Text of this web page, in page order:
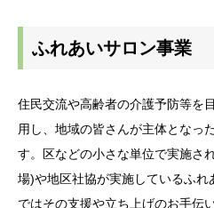
ふれあいサロン事業
住民交流や高齢者の介護予防等を
用し、地域の皆さんが主体となっ
す。区などの小さな単位で実施さ
場)や地区社協が実施しているふ
ではその支援や立ち上げのお手伝